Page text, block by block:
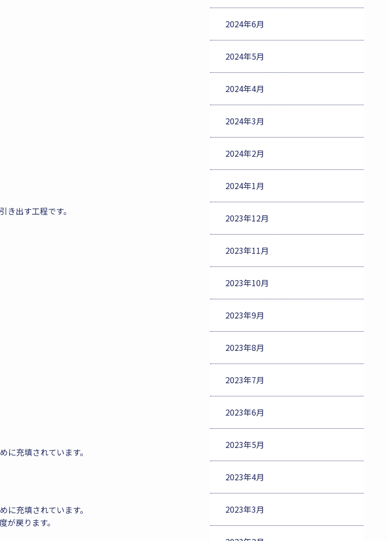
出す工程です。
充填されています。
充填されています。
戻ります。
2024年6月
2024年5月
2024年4月
2024年3月
2024年2月
2024年1月
2023年12月
2023年11月
2023年10月
2023年9月
2023年8月
2023年7月
2023年6月
2023年5月
2023年4月
2023年3月